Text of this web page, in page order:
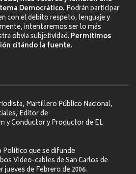
Democrático. Podrán participar
con el debito respeto, lenguaje y
intentaremos ser lo más
obvia subjetividad. Permitimos
citándo la fuente.
Martillero Público Nacional,
Editor de
y Conductor y Productor de EL
Político que se difunde
Video-cables de San Carlos de
de Febrero de 2006.